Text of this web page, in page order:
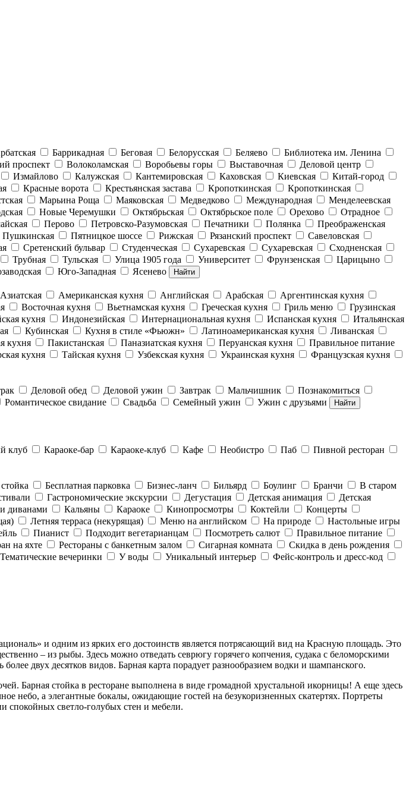
Баррикадная Беговая Белорусская Беляево
Библиотека им. Ленина
проспект Волоколамская Воробьевы горы Выставочная
Деловой центр
Измайлово Калужская Кантемировская Каховская Киевская
Китай-город
Красные ворота Крестьянская застава Кропоткинская
Кропоткинская
Марьина Роща Маяковская Медведково Международная
Менделеевская
Новые Черемушки Октябрьская Октябрьское поле Орехово
Отрадное
Перово Петровско-Разумовская Печатники Полянка
Преображенская
Пушкинская Пятницкое шоссе Рижская Рязанский проспект
Савеловская
Сретенский бульвар Студенческая Сухаревская Сухаревская
Сходненская
Трубная Тульская Улица 1905 года Университет Фрунзенская
Царицыно
Юго-Западная Ясенево Найти
Азиатская Американская кухня Английская Арабская
Аргентинская кухня
Восточная кухня Вьетнамская кухня Греческая кухня Гриль меню
Грузинская
кухня Индонезийская Интернациональная кухня Испанская кухня
Итальянская
Кубинская Кухня в стиле «Фьюжн» Латиноамериканская кухня
Ливанская
кухня Пакистанская Паназиатская кухня Перуанская кухня
Правильное питание
кухня Тайская кухня Узбекская кухня Украинская кухня
Французская кухня
Деловой обед Деловой ужин Завтрак Мальчишник
Познакомиться
Романтическое свидание Свадьба Семейный ужин Ужин с друзьями Найти
клуб Караоке-бар Караоке-клуб Кафе Необистро Паб
Пивной ресторан
Бесплатная парковка Бизнес-ланч Бильярд Боулинг Бранчи
В старом
Гастрономические экскурсии Дегустация Детская анимация
Детская
диванами Кальяны Караоке Кинопросмотры Коктейли
Концерты
Летняя терраса (некурящая) Меню на английском На природе
Настольные игры
Пианист Подходит вегетарианцам Посмотреть салют
Правильное питание
на яхте Рестораны с банкетным залом Сигарная комната
Скидка в день рождения
Тематические вечеринки У воды Уникальный интерьер
Фейс-контроль и дресс-код
и одним из ярких его достоинств является потрясающий вид на Красную площадь. Это
– из рыбы. Здесь можно отведать севрюгу горячего копчения, судака с беломорскими
двух десятков видов. Барная карта порадует разнообразием водки и шампанского.
Барная стойка в ресторане выполнена в виде громадной хрустальной икорницы! А еще здесь
небо, а элегантные бокалы, ожидающие гостей на безукоризненных скатертях. Портреты
спокойных светло-голубых стен и мебели.